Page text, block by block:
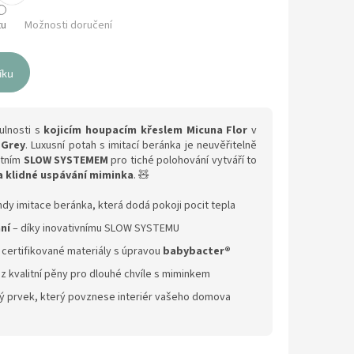
Možnosti doručení
s kojicím houpacím křeslem Micuna Flor v
. Luxusní potah s imitací beránka je neuvěřitelně
SLOW SYSTEMEM pro tiché polohování vytváří to
klidné uspávání miminka. 🧸
imitace beránka, která dodá pokoji pocit tepla
– díky inovativnímu SLOW SYSTEMU
materiály s úpravou babybacter®
kvalitní pěny pro dlouhé chvíle s miminkem
prvek, který povznese interiér vašeho domova